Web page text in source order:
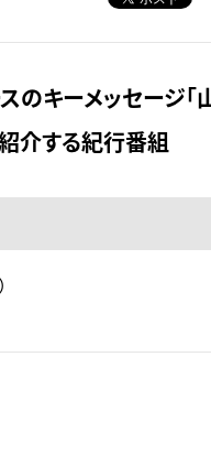
キーメッセージ「
介する紀行番組